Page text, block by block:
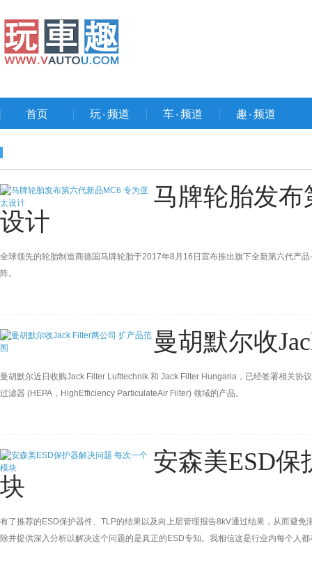
首页 玩۰频道 车۰频道 趣۰频道
马牌轮胎发布
设计
全球领先的轮胎制造商德国马牌轮胎于2017年8月16日宣布推出旗下全新第六代
阵。
曼胡默尔收
曼胡默尔近日收购Jack Filter Lufttechnik 和 Jack Filter Hungaria，已经签署相关协
过滤器 (HEPA，HighEfficiency ParticulateAir Filter) 领域的产品。
安森美ESD
块
有了推荐的ESD保护器件、TLP的结果以及向上层管理报告8kV通过结果，从而避
除并提供深入分析以解决这个问题的是真正的ESD专知。我相信这是行业内每个人